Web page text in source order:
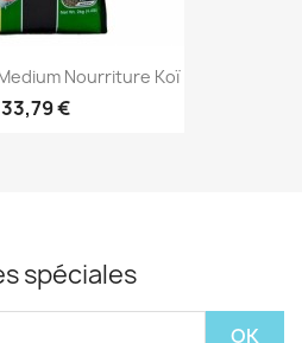
Nourriture Koï
33,79 €
spéciales